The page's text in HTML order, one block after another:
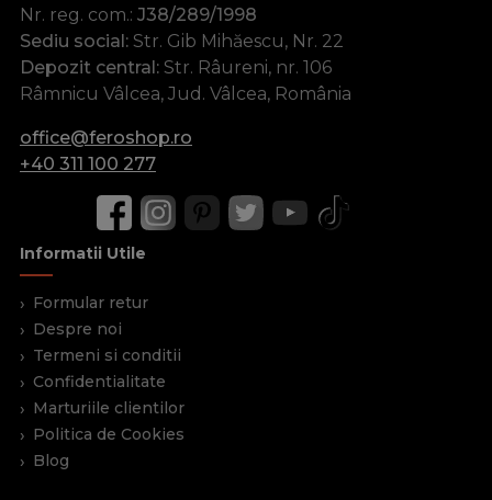
Nr. reg. com.: J38/289/1998
Sediu social: Str. Gib Mihăescu, Nr. 22
Depozit central: Str. Râureni, nr. 106
Râmnicu Vâlcea, Jud. Vâlcea, România
office@feroshop.ro
+40 311 100 277
Informatii Utile
Formular retur
Despre noi
Termeni si conditii
Confidentialitate
Marturiile clientilor
Politica de Cookies
Blog